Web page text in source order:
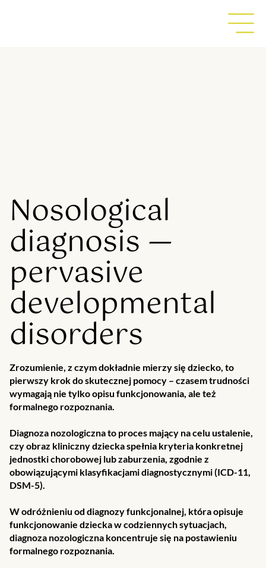
Nosological
diagnosis —
pervasive
developmental
disorders
Zrozumienie, z czym dokładnie mierzy się dziecko, to
pierwszy krok do skutecznej pomocy – czasem trudności
wymagają nie tylko opisu funkcjonowania, ale też
formalnego rozpoznania.
Diagnoza nozologiczna to proces mający na celu ustalenie,
czy obraz kliniczny dziecka spełnia kryteria konkretnej
jednostki chorobowej lub zaburzenia, zgodnie z
obowiązującymi klasyfikacjami diagnostycznymi (ICD-11,
DSM-5).
W odróżnieniu od diagnozy funkcjonalnej, która opisuje
funkcjonowanie dziecka w codziennych sytuacjach,
diagnoza nozologiczna koncentruje się na postawieniu
formalnego rozpoznania.